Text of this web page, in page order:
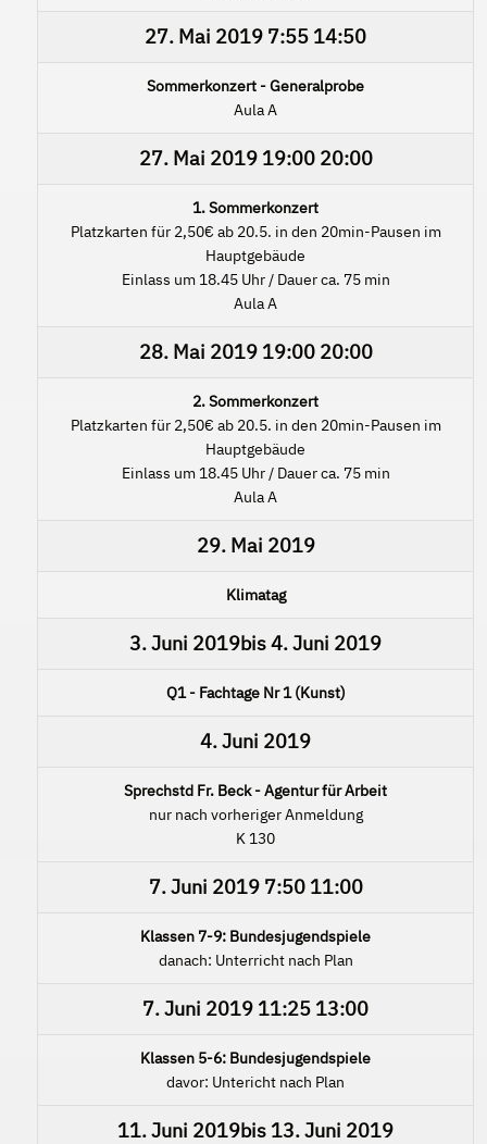
27. Mai 2019 7:55 14:50
Sommerkonzert - Generalprobe
Aula A
27. Mai 201919:00 20:00
1. Sommerkonzert
Platzkarten für 2,50€ ab 20.5. in den 20min-Pausen im
Hauptgebäude
Einlass um 18.45 Uhr / Dauer ca. 75 min
Aula A
28. Mai 201919:00 20:00
2. Sommerkonzert
Platzkarten für 2,50€ ab 20.5. in den 20min-Pausen im
Hauptgebäude
Einlass um 18.45 Uhr / Dauer ca. 75 min
Aula A
29. Mai 2019
Klimatag
3. Juni 2019bis4. Juni 2019
Q1 - Fachtage Nr 1 (Kunst)
4. Juni 2019
Sprechstd Fr. Beck - Agentur für Arbeit
nur nach vorheriger Anmeldung
K 130
7. Juni 20197:50 11:00
Klassen 7-9: Bundesjugendspiele
danach: Unterricht nach Plan
7. Juni 2019 11:25 13:00
Klassen 5-6: Bundesjugendspiele
davor: Untericht nach Plan
11. Juni 2019bis 13. Juni 2019